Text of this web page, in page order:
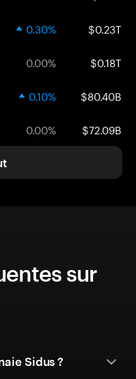
0.30% $0.23T
0.00% $0.18T
0.10% $80.40B
0.00% $72.09B
sur
Sidus ?